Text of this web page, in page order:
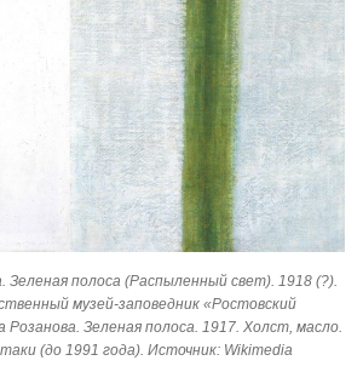
Зеленая полоса (Распыленный свет). 1918 (?).
музей-заповедник «Ростовский
Розанова. Зеленая полоса. 1917. Холст, масло.
(до 1991 года). Источник: Wikimedia